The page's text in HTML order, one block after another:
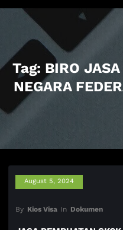
Tag: BIRO
NEGARA
August 5, 2024
By Kios Visa In Dokumen